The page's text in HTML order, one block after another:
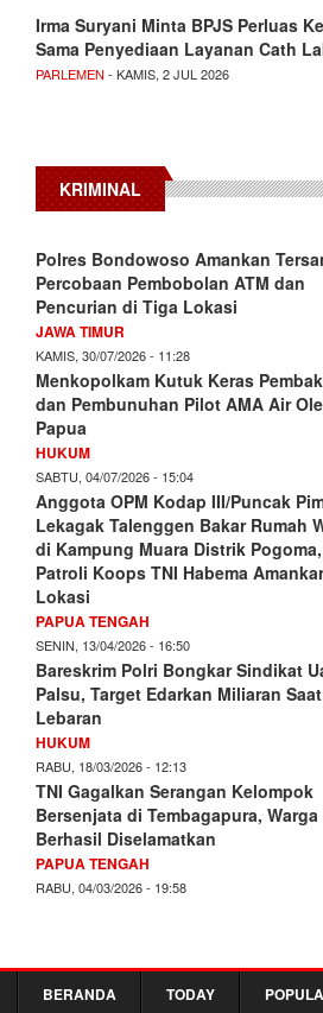
Irma Suryani Minta BPJS Perluas
Sama Penyediaan Layanan Cath
PARLEMEN - KAMIS, 2 JUL 2026
KRIMINAL
Polres Bondowoso Amankan
Percobaan Pembobolan ATM dan
Pencurian di Tiga Lokasi
JAWA TIMUR
KAMIS, 30/07/2026 - 11:28
Menkopolkam Kutuk Keras
dan Pembunuhan Pilot AMA Air
Papua
HUKUM
SABTU, 04/07/2026 - 15:04
Anggota OPM Kodap III/Puncak
Lekagak Talenggen Bakar Rumah
di Kampung Muara Distrik
Patroli Koops TNI Habema
Lokasi
PAPUA TENGAH
SENIN, 13/04/2026 - 16:50
Bareskrim Polri Bongkar Sindikat
Palsu, Target Edarkan Miliaran Saat
Lebaran
HUKUM
RABU, 18/03/2026 - 12:13
TNI Gagalkan Serangan Kelompok
Bersenjata di Tembagapura,
Berhasil Diselamatkan
PAPUA TENGAH
RABU, 04/03/2026 - 19:58
BERANDA TODAY